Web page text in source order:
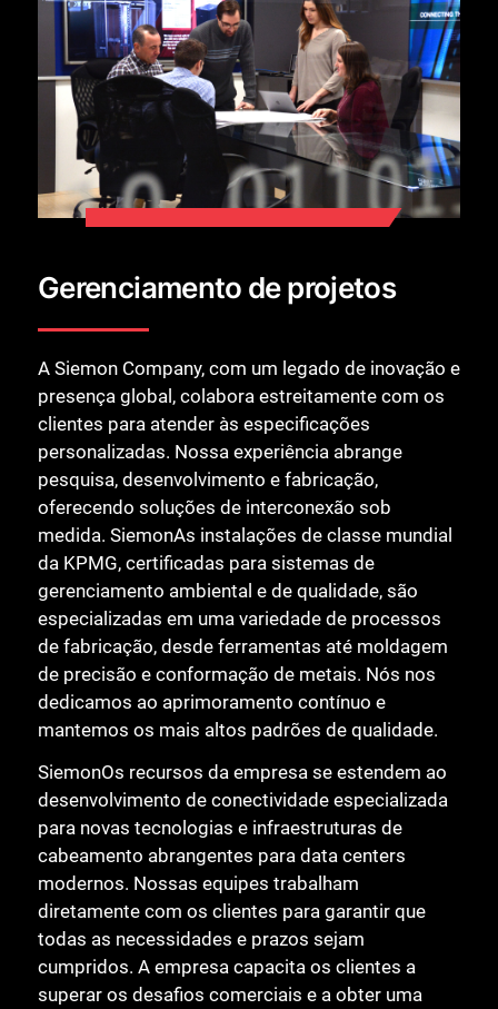
Gerenciamento de projetos
A Siemon Company, com um legado de inovação e
presença global, colabora estreitamente com os
clientes para atender às especificações
personalizadas. Nossa experiência abrange
pesquisa, desenvolvimento e fabricação,
oferecendo soluções de interconexão sob
medida. SiemonAs instalações de classe mundial
da KPMG, certificadas para sistemas de
gerenciamento ambiental e de qualidade, são
especializadas em uma variedade de processos
de fabricação, desde ferramentas até moldagem
de precisão e conformação de metais. Nós nos
dedicamos ao aprimoramento contínuo e
mantemos os mais altos padrões de qualidade.
SiemonOs recursos da empresa se estendem ao
desenvolvimento de conectividade especializada
para novas tecnologias e infraestruturas de
cabeamento abrangentes para data centers
modernos. Nossas equipes trabalham
diretamente com os clientes para garantir que
todas as necessidades e prazos sejam
cumpridos. A empresa capacita os clientes a
superar os desafios comerciais e a obter uma